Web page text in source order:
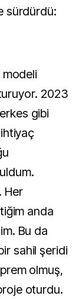
sürdürdü:
2023
gibi
Her
anda
Bu da
sahil şeridi
olmuş,
oturdu.